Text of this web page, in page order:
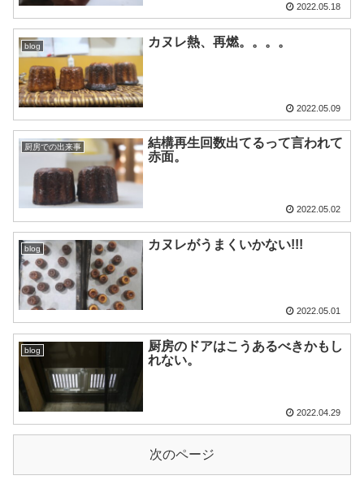
2022.05.18
blog カヌレ熱、再燃。。。。
2022.05.09
厨房での出来事
結構再生回数出てるって言われて
赤面。
2022.05.02
blog カヌレがうまくいかない!!!
2022.05.01
blog
厨房のドアはこうあるべきかもし
れない。
2022.04.29
次のページ